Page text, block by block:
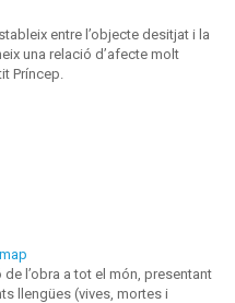
entre l’objecte desitjat i la
una relació d’afecte molt
Príncep.
llengües (vives, mortes i